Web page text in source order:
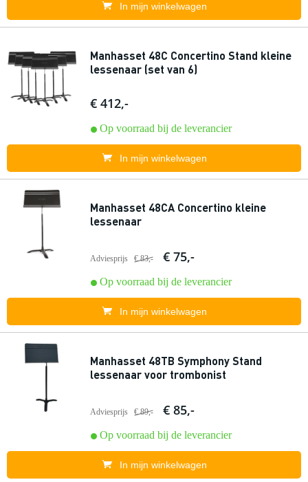
In mijn winkelwagen
Manhasset 48C Concertino Stand kleine
lessenaar (set van 6)
€ 412,-
Op voorraad bij de leverancier
In mijn winkelwagen
Manhasset 48CA Concertino kleine
lessenaar
Adviesprijs € 83,- € 75,-
Op voorraad bij de leverancier
In mijn winkelwagen
Manhasset 48TB Symphony Stand
lessenaar voor trombonist
Adviesprijs € 89,- € 85,-
Op voorraad bij de leverancier
In mijn winkelwagen